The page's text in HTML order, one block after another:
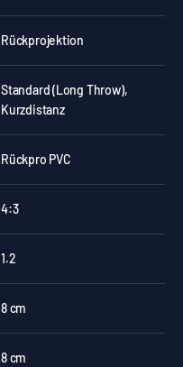
Rückprojektion
Standard (Long Throw),
Kurzdistanz
Rückpro PVC
4:3
1.2
8 cm
8 cm